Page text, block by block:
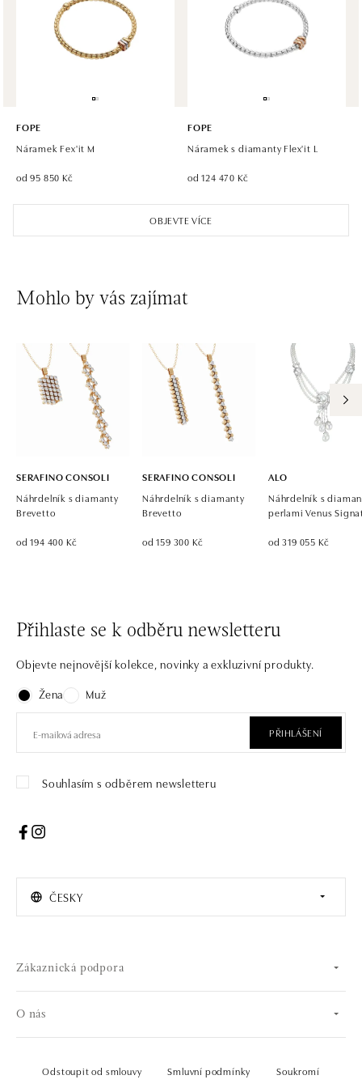
Einsteinova 18, 851 01 Bratislava
tel.: +421 917 090 891
dnes otevřeno do 21:00
OBJEVTE VÍCE
FOPE
Náramek Fex'it M
od 95 850 Kč
FOPE
Náramek s diamanty Flex'it L
od 124 470 Kč
Mohlo by vás zajímat
SERAFINO CONSOLI
Náhrdelník s diamanty
Brevetto
od 194 400 Kč
SERAFINO CONSOLI
Náhrdelník s diamanty
Brevetto
od 159 300 Kč
ALO
Náhrdelník s
perlami Venus
od 319 055 Kč
Přihlaste se k odběru newsletteru
Objevte nejnovější kolekce, novinky a exkluzivní produkty.
Žena
Muž
PŘIHLÁŠENÍ
Souhlasím s odběrem newsletteru
ČESKY
Zákaznická podpora
O nás
Odstoupit od smlouvy Smluvní podmínky Soukromí